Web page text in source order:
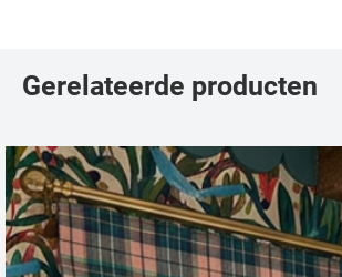
Gerelateerde producten